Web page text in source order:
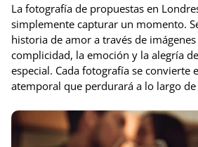
La fotografía de propuestas en
simplemente capturar un momento.
historia de amor a través de
complicidad, la emoción y la alegría
especial. Cada fotografía se convierte
atemporal que perdurará a lo largo de